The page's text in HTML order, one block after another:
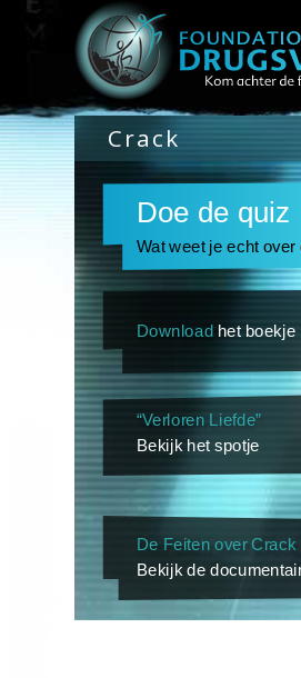
Crack
Doe de quiz
Wat weet je echt over
Download het boekje
“Verloren Liefde”
Bekijk het spotje
De Feiten over Crack
Bekijk de